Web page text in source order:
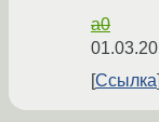
a0
Ссылка